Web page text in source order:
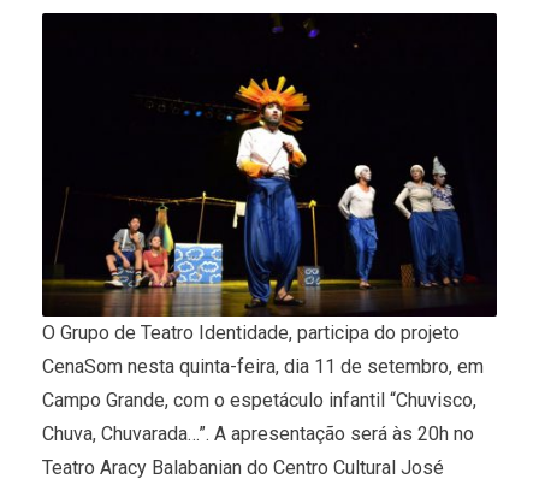
O Grupo de Teatro Identidade, participa do projeto
CenaSom nesta quinta-feira, dia 11 de setembro, em
Campo Grande, com o espetáculo infantil “Chuvisco,
Chuva, Chuvarada…”. A apresentação será às 20h no
Teatro Aracy Balabanian do Centro Cultural José